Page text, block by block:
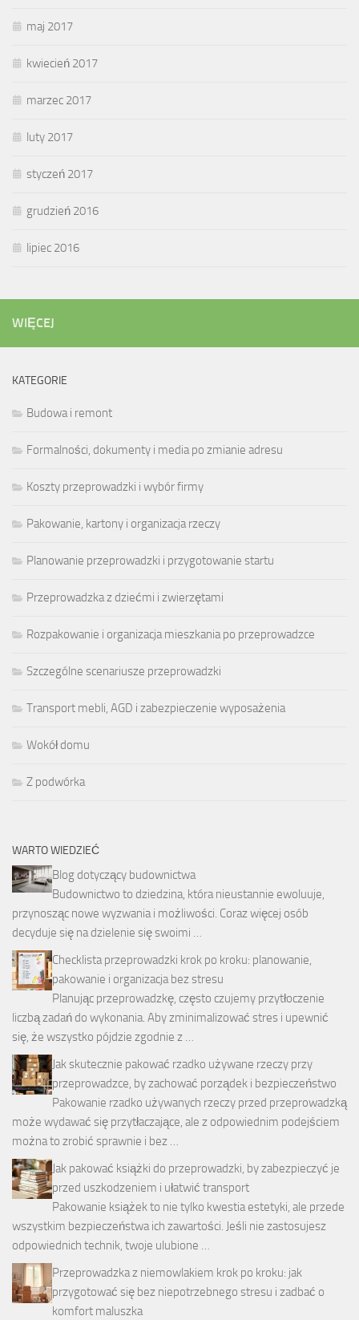
maj 2017
kwiecień 2017
marzec 2017
luty 2017
styczeń 2017
grudzień 2016
lipiec 2016
WIĘCEJ
KATEGORIE
Budowa i remont
Formalności, dokumenty i media po zmianie adresu
Koszty przeprowadzki i wybór firmy
Pakowanie, kartony i organizacja rzeczy
Planowanie przeprowadzki i przygotowanie startu
Przeprowadzka z dziećmi i zwierzętami
Rozpakowanie i organizacja mieszkania po przeprowadzce
Szczególne scenariusze przeprowadzki
Transport mebli, AGD i zabezpieczenie wyposażenia
Wokół domu
Z podwórka
WARTO WIEDZIEĆ
Blog dotyczący budownictwa
Budownictwo to dziedzina, która nieustannie ewoluuje,
przynosząc nowe wyzwania i możliwości. Coraz więcej osób
decyduje się na dzielenie się swoimi …
Checklista przeprowadzki krok po kroku: planowanie,
pakowanie i organizacja bez stresu
Planując przeprowadzkę, często czujemy przytłoczenie
liczbą zadań do wykonania. Aby zminimalizować stres i upewnić
się, że wszystko pójdzie zgodnie z …
Jak skutecznie pakować rzadko używane rzeczy przy
przeprowadzce, by zachować porządek i bezpieczeństwo
Pakowanie rzadko używanych rzeczy przed przeprowadzką
może wydawać się przytłaczające, ale z odpowiednim podejściem
można to zrobić sprawnie i bez …
Jak pakować książki do przeprowadzki, by zabezpieczyć je
przed uszkodzeniem i ułatwić transport
Pakowanie książek to nie tylko kwestia estetyki, ale przede
wszystkim bezpieczeństwa ich zawartości. Jeśli nie zastosujesz
odpowiednich technik, twoje ulubione …
Przeprowadzka z niemowlakiem krok po kroku: jak
przygotować się bez niepotrzebnego stresu i zadbać o
komfort maluszka